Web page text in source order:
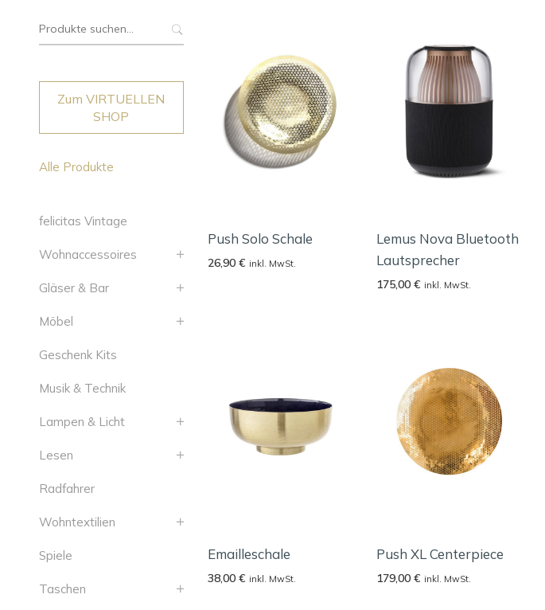
Push Solo Schale
26,90€ inkl. MwSt.
Lemus Nova Bluetooth
Lautsprecher
175,00€ inkl. MwSt.
Emailleschale
38,00€ inkl. MwSt.
Push XL Centerpiece
179,00€ inkl. MwSt.
Suche
Zum VIRTUELLEN
SHOP
Alle Produkte
felicitas Vintage
Wohnaccessoires
Gläser & Bar
Möbel
Geschenk Kits
Musik & Technik
Lampen & Licht
Lesen
Radfahrer
Wohntextilien
Spiele
Taschen